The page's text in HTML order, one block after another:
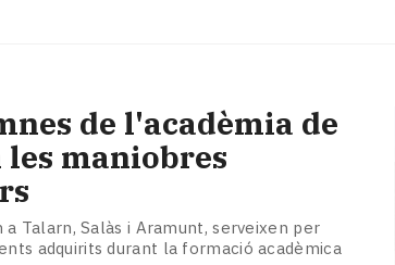
de l'acadèmia de
maniobres
a Talarn, Salàs i Aramunt, serveixen per
adquirits durant la formació acadèmica